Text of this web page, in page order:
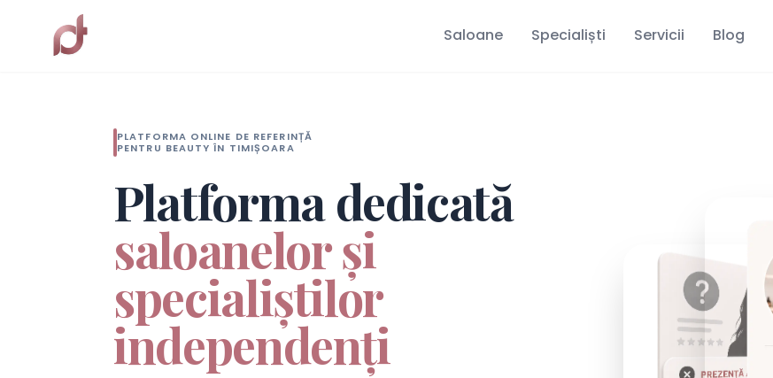
Saloane Specialiști Servicii Blog
PLATFORMA ONLINE DE REFERINȚĂ
PENTRU BEAUTY ÎN TIMIȘOARA
Platforma dedicată
saloanelor și
specialiștilor
independenți